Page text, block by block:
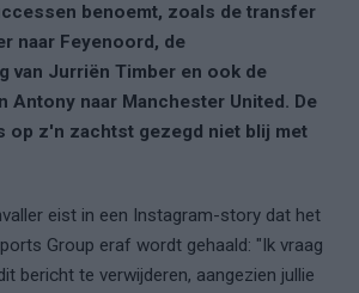
benoemt, zoals de transfer
naar Feyenoord, de
van Jurriën Timber en ook de
Antony naar Manchester United. De
op z'n zachtst gezegd niet blij met
eist in een Instagram-story dat het
Group eraf wordt gehaald: "Ik vraag
bericht te verwijderen, aangezien jullie